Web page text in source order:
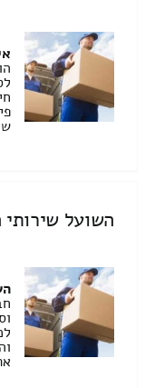
השועל שירותי